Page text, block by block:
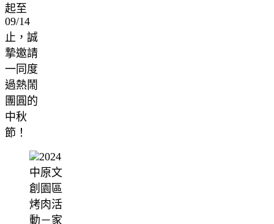
起至
09/14
止，誠
摯邀請
一同度
過熱鬧
團圓的
中秋
節！